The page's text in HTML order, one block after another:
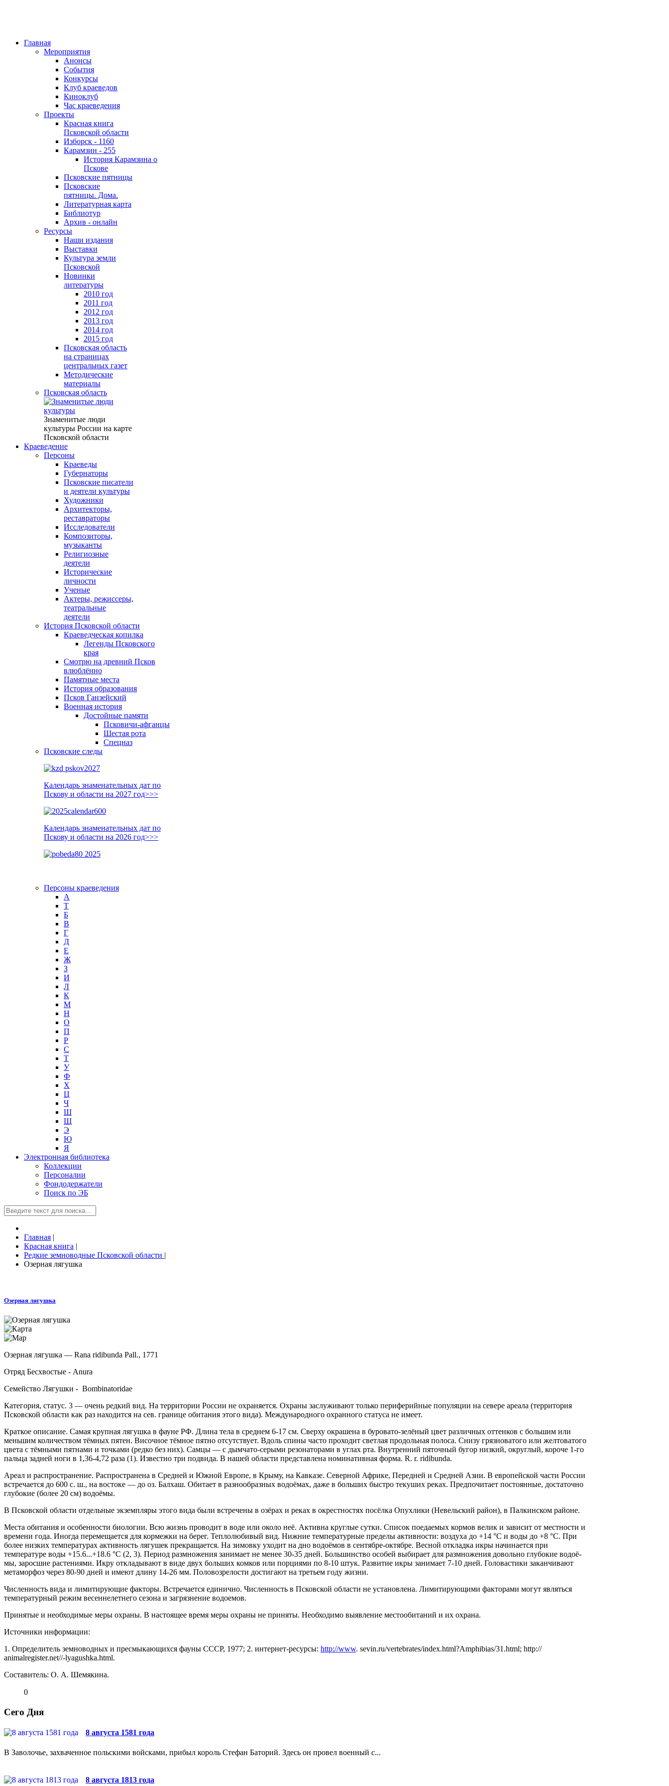
Главная
Мероприятия
Анонсы
События
Конкурсы
Клуб краеведов
Киноклуб
Час краеведения
Проекты
Красная книга
Псковской области
Изборск - 1160
Карамзин - 255
История Карамзина о
Пскове
Псковские пятницы
Псковские
пятницы. Дома.
Литературная карта
Библиотур
Архив - онлайн
Ресурсы
Наши издания
Выставки
Культура земли
Псковской
Новинки
литературы
2010 год
2011 год
2012 год
2013 год
2014 год
2015 год
Псковская область
на страницах
центральных газет
Методические
материалы
Псковская область
Знаменитые люди
культуры России на карте
Псковской области
Краеведение
Персоны
Краеведы
Губернаторы
Псковские писатели
и деятели культуры
Художники
Архитекторы,
реставраторы
Исследователи
Композиторы,
музыканты
Религиозные
деятели
Исторические
личности
Ученые
Актеры, режиссеры,
театральные
деятели
История Псковской области
Краеведческая копилка
Легенды Псковского
края
Смотрю на древний Псков
влюблённо
Памятные места
История образования
Псков Ганзейский
Военная история
Достойные памяти
Псковичи-афганцы
Шестая рота
Спецназ
Псковские следы
Календарь знаменательных дат по
Пскову и области на 2027 год>>>
Календарь знаменательных дат по
Пскову и области на 2026 год>>>
Персоны краеведения
А
T
Б
В
Г
Д
Е
Ж
З
И
Л
К
М
Н
О
П
Р
С
Т
У
Ф
Х
Ц
Ч
Ш
Щ
Э
Ю
Я
Электронная библиотека
Коллекции
Персоналии
Фондодержатели
Поиск по ЭБ
Главная |
Красная книга |
Редкие земноводные Псковской области |
Озерная лягушка
Озерная лягушка
Озерная лягушка — Rana ridibunda Pall., 1771
Отряд Бесхвостые - Anura
Семейство Лягушки - Bombinatoridae
Категория, статус. 3 — очень редкий вид. На территории России не охраняется. Охраны заслужи­вают только периферийные популяции на севере аре­ала (территория
Псковской области как раз находится на сев. границе обитания этого вида). Международ­ного охранного статуса не имеет.
Краткое описание. Самая крупная лягушка в фауне РФ. Длина тела в среднем 6-17 см. Сверху окрашена в буровато-зелёный цвет различных оттен­ков с большим или
меньшим количеством тёмных пятен. Височное тёмное пятно отсутствует. Вдоль спины часто проходит светлая продольная полоса. Снизу грязноватого или желтоватого
цвета с тёмны­ми пятнами и точками (редко без них). Самцы — с дымчато-серыми резонаторами в углах рта. Внутрен­ний пяточный бугор низкий, округлый, короче 1-го
пальца задней ноги в 1,36-4,72 раза (1). Известно три подвида. В нашей области представлена номинатив­ная форма. R. r. ridibunda.
Ареал и распространение. Распространена в Средней и Южной Европе, в Крыму, на Кавказе. Северной Африке, Передней и Средней Азии. В ев­ропейской части России
встречается до 600 с. ш., на востоке — до оз. Балхаш. Обитает в разнообразных водоёмах, даже в больших быстро текуших реках. Предпочитает постоянные, достаточно
глубокие (бо­лее 20 см) водоёмы.
В Псковской области отдельные экземпляры этого вида были встречены в озёрах и реках в окрест­ностях посёлка Опухлики (Невельский район), в Палкинском районе.
Места обитания и особенности биологии. Всю жизнь проводит в воде или около неё. Активна круглые сутки. Список поедаемых кормов велик и за­висит от местности и
времени года. Иногда переме­щается для кормежки на берег. Теплолюбивый вид. Нижние температурные пределы активности: воз­духа до +14 °С и воды до +8 °С. При
более низких температурах активность лягушек прекращается. На зимовку уходит на дно водоёмов в сентябре-октябре. Весной откладка икры начинается при
температуре воды +15.6...+18.6 °С (2, 3). Период размножения за­нимает не менее 30-35 дней. Большинство особей выбирает для размножения довольно глубокие водоё­
мы, заросшие растениями. Икру откладывают в виде двух больших комков или порциями по 8-10 штук. Развитие икры занимает 7-10 дней. Головастики за­канчивают
метаморфоз через 80-90 дней и имеют длину 14-26 мм. Половозрелости достигают на тре­тьем году жизни.
Численность вида и лимитирующие факто­ры. Встречается единично. Численность в Псковской области не установлена. Лимитирующими фактора­ми могут являться
температурный режим весенне­летнего сезона и загрязнение водоемов.
Принятые и необходимые меры охраны. В настоящее время меры охраны не приняты. Необ­ходимо выявление местообитаний и их охрана.
Источники информации:
1. Определитель земноводных и пресмыкающих­ся фауны СССР, 1977; 2. интернет-ресурсы: http://www. sevin.ru/vertebrates/index.html?Amphibias/31.html; http://
animalregister.net//-lyagushka.html.
Составитель: О. А. Шемякина.
0
Сего Дня
8 августа 1581 года
В Заволочье, захваченное польскими войсками, прибыл король Стефан Баторий. Здесь он провел военный с...
8 августа 1813 года